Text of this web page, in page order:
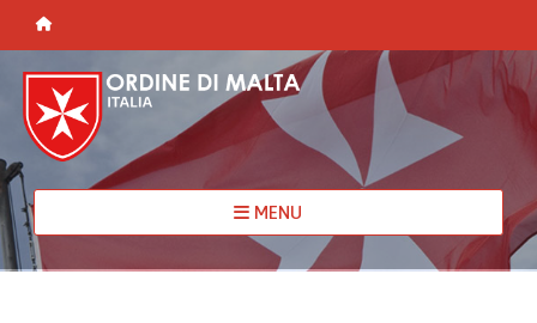
MENU